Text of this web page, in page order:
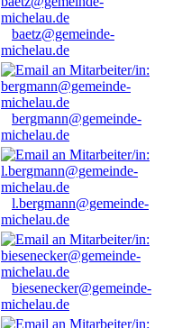
baetz@gemeinde-
michelau.de
bergmann@gemeinde-
michelau.de
l.bergmann@gemeinde-
michelau.de
biesenecker@gemeinde-
michelau.de